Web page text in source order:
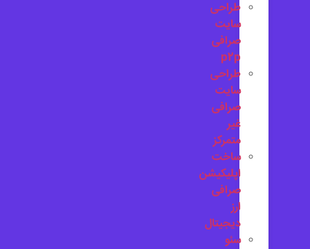
طراحی
سایت
صرافی
p2p
طراحی
سایت
صرافی
غیر
متمرکز
ساخت
اپلیکیشن
صرافی
ارز
دیجیتال
سئو